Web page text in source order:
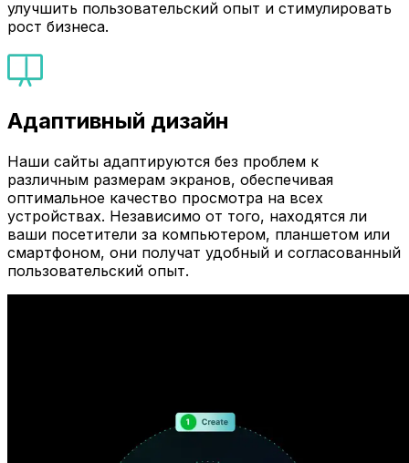
улучшить пользовательский опыт и стимулировать
рост бизнеса.
Адаптивный дизайн
Наши сайты адаптируются без проблем к
различным размерам экранов, обеспечивая
оптимальное качество просмотра на всех
устройствах. Независимо от того, находятся ли
ваши посетители за компьютером, планшетом или
смартфоном, они получат удобный и согласованный
пользовательский опыт.